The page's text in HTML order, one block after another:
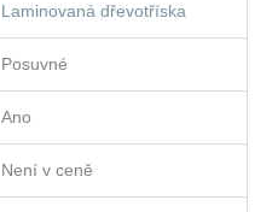
Laminovaná dřevotříska
Posuvné
Ano
Není v ceně